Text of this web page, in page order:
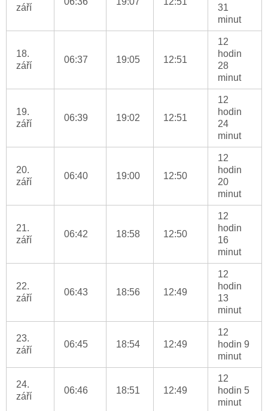
září
31
minut
18.
září
06:37 19:05 12:51
12
hodin
28
minut
19.
září
06:39 19:02 12:51
12
hodin
24
minut
20.
září
06:40 19:00 12:50
12
hodin
20
minut
21.
září
06:42 18:58 12:50
12
hodin
16
minut
22.
září
06:43 18:56 12:49
12
hodin
13
minut
23.
září
06:45 18:54 12:49
12
hodin 9
minut
24.
září
06:46 18:51 12:49
12
hodin 5
minut